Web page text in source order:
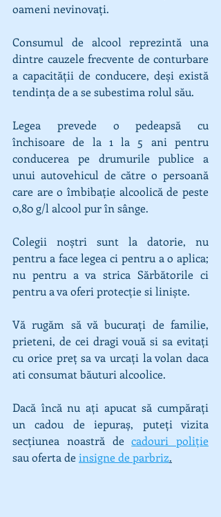
oameni nevinovați.
Consumul de alcool reprezintă una
dintre cauzele frecvente de conturbare
a capacității de conducere, deși există
tendința de a se subestima rolul său.
Legea prevede o pedeapsă cu
închisoare de la 1 la 5 ani pentru
conducerea pe drumurile publice a
unui autovehicul de către o persoană
care are o îmbibație alcoolică de peste
0,80 g/l alcool pur în sânge.
Colegii noștri sunt la datorie, nu
pentru a face legea ci pentru a o aplica;
nu pentru a va strica Sărbătorile ci
pentru a va oferi protecție si liniște.
Vă rugăm să vă bucurați de familie,
prieteni, de cei dragi vouă si sa evitați
cu orice preț sa va urcați la volan daca
ati consumat băuturi alcoolice.
Dacă încă nu ați apucat să cumpărați
un cadou de iepuraș, puteți vizita
secțiunea noastră de cadouri poliție
sau oferta de insigne de parbriz.